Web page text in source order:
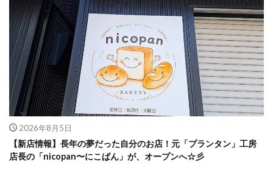
2026年8月5日
【新店情報】長年の夢だった自分のお店！元「プランタン」工房
店長の「nicopan〜にこぱん」が、オープンへ☆彡